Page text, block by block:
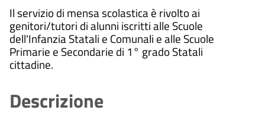
Il servizio di mensa scolastica è rivolto ai
genitori/tutori di alunni iscritti alle Scuole
dell'Infanzia Statali e Comunali e alle Scuole
Primarie e Secondarie di 1° grado Statali
cittadine.
Descrizione